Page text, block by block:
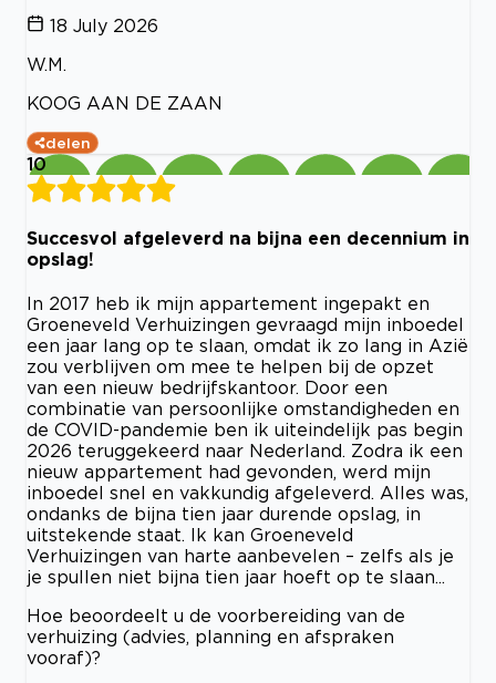
18 July 2026
W.M.
KOOG AAN DE ZAAN
delen
10
Succesvol afgeleverd na bijna een decennium in
opslag!
In 2017 heb ik mijn appartement ingepakt en
Groeneveld Verhuizingen gevraagd mijn inboedel
een jaar lang op te slaan, omdat ik zo lang in Azië
zou verblijven om mee te helpen bij de opzet
van een nieuw bedrijfskantoor. Door een
combinatie van persoonlijke omstandigheden en
de COVID-pandemie ben ik uiteindelijk pas begin
2026 teruggekeerd naar Nederland. Zodra ik een
nieuw appartement had gevonden, werd mijn
inboedel snel en vakkundig afgeleverd. Alles was,
ondanks de bijna tien jaar durende opslag, in
uitstekende staat. Ik kan Groeneveld
Verhuizingen van harte aanbevelen – zelfs als je
je spullen niet bijna tien jaar hoeft op te slaan...
Hoe beoordeelt u de voorbereiding van de
verhuizing (advies, planning en afspraken
vooraf)?